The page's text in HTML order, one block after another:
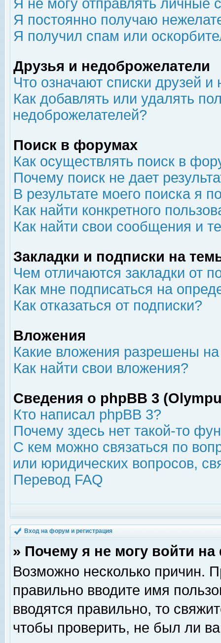
Я не могу отправлять личные
Я постоянно получаю
Я получил спам или
Друзья и недоброжелатели
Что означают списки друзей
Как добавлять или удалять
недоброжелателей?
Поиск в форумах
Как осуществлять поиск в
Почему поиск не дает
В результате моего поиска я
Как найти конкретного
Как найти свои сообщения и
Закладки и подписки на
Чем отличаются закладки от
Как мне подписаться на
Как отказаться от подписки?
Вложения
Какие вложения разрешены
Как найти свои вложения?
Сведения о phpBB 3
Кто написал phpBB 3?
Почему здесь нет такой-то
С кем можно связаться по
или юридических вопросов,
Перевод FAQ
Вход на форум и регистрация
» Почему я не могу войти
Возможно несколько причин.
правильно вводите имя
вводятся правильно, то
чтобы проверить, не был ли